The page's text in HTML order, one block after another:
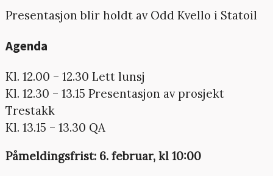
Presentasjon blir holdt av Odd Kvello i Statoil
Agenda
Kl. 12.00 – 12.30 Lett lunsj
Kl. 12.30 – 13.15 Presentasjon av prosjekt
Trestakk
Kl. 13.15 – 13.30 QA
Påmeldingsfrist: 6. februar, kl 10:00